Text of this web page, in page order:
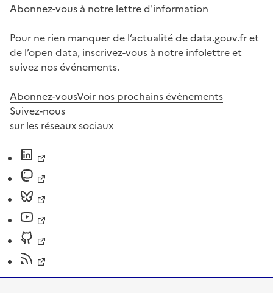
Abonnez-vous à notre lettre d'information
Pour ne rien manquer de l’actualité de data.gouv.fr et
de l’open data, inscrivez-vous à notre infolettre et
suivez nos événements.
Abonnez-vousVoir nos prochains évènements
Suivez-nous
sur les réseaux sociaux